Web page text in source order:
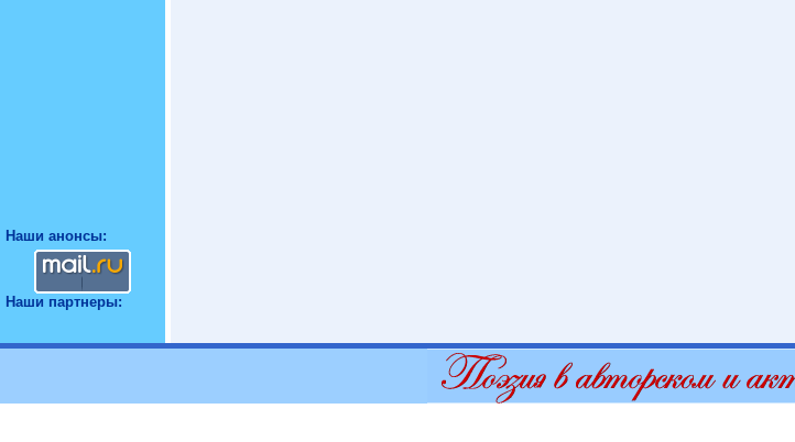
Наши анонсы:
Наши партнеры: